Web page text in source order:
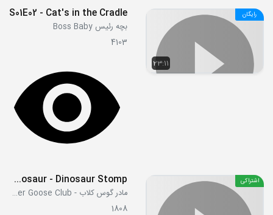
23:11
رایگان S01E02 - Cat's in the Cradle
بچه رئیس Boss Baby
4103
اشتراکی D Is for Dinosaur - Dinosaur Stomp
مادر گوس کلاب - Mother Goose Club
1808